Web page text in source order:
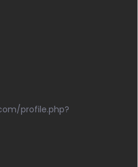
profile.php?